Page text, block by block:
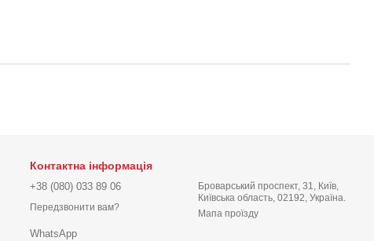
Контактна інформація
+38 (080) 033 89 06
Передзвонити вам?
WhatsApp
Броварський проспект, 31, Київ,
Київська область, 02192, Україна.
Мапа проїзду